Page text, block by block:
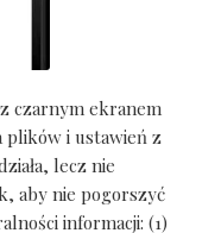
czarnym ekranem
plików i ustawień z
lecz nie
aby nie pogorszyć
informacji: (1)